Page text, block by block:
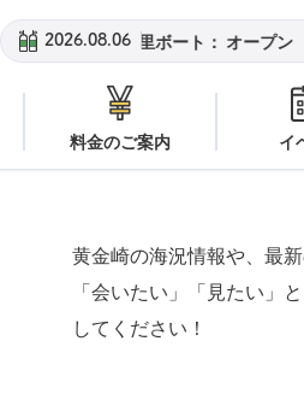
2026.08.06
ープン 安良里ボート： オープン
料金のご案内 イ
黄金崎の海況情報や、最
「会いたい」「見たい」
してください！